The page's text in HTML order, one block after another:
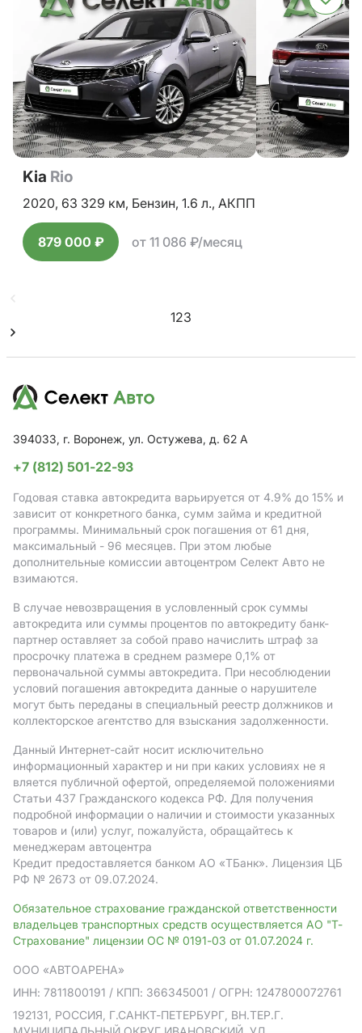
Kia Rio
2020, 63 329 км, Бензин, 1.6 л., АКПП
879 000 ₽ от 11 086 ₽/месяц
123
394033, г. Воронеж, ул. Остужева, д. 62 А
+7 (812) 501-22-93
Годовая ставка автокредита варьируется от 4.9% до 15% и
зависит от конкретного банка, сумм займа и кредитной
программы. Минимальный срок погашения от 61 дня,
максимальный - 96 месяцев. При этом любые
дополнительные комиссии автоцентром Селект Авто не
взимаются.
В случае невозвращения в условленный срок суммы
автокредита или суммы процентов по автокредиту банк-
партнер оставляет за собой право начислить штраф за
просрочку платежа в среднем размере 0,1% от
первоначальной суммы автокредита. При несоблюдении
условий погашения автокредита данные о нарушителе
могут быть переданы в специальный реестр должников и
коллекторское агентство для взыскания задолженности.
Данный Интернет-сайт носит исключительно
информационный характер и ни при каких условиях не я
вляется публичной офертой, определяемой положениями
Статьи 437 Гражданского кодекса РФ. Для получения
подробной информации о наличии и стоимости указанных
товаров и (или) услуг, пожалуйста, обращайтесь к
менеджерам автоцентра
Кредит предоставляется банком АO «ТБанк». Лицензия ЦБ
РФ № 2673 от 09.07.2024.
Обязательное страхование гражданской ответственности
владельцев транспортных средств осуществляется АО "Т-
Страхование" лицензии ОС № 0191-03 от 01.07.2024 г.
ООО «АВТОАРЕНА»
ИНН: 7811800191 / КПП: 366345001 / ОГРН: 1247800072761
192131, РОССИЯ, Г.САНКТ-ПЕТЕРБУРГ, ВН.ТЕР.Г.